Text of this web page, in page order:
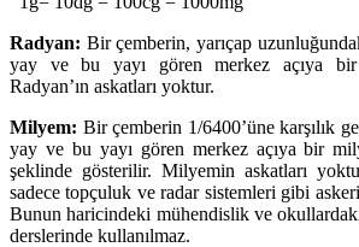
Radyan: Bir çemberin, yarıçap
yay ve bu yayı gören merkez açıya bir
Radyan’ın askatları yoktur.
Milyem: Bir çemberin 1/6400’üne karşılık
yay ve bu yayı gören merkez açıya bir
şeklinde gösterilir. Milyemin askatları
sadece topçuluk ve radar sistemleri gibi
Bunun haricindeki mühendislik ve
derslerinde kullanılmaz.